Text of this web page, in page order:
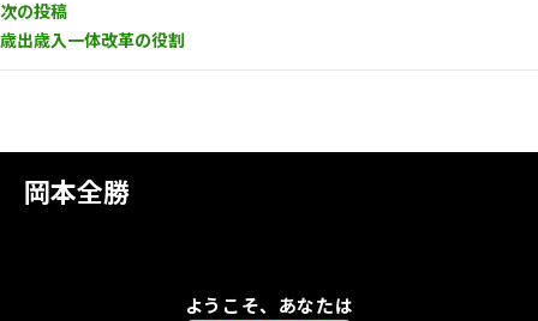
岡本全勝
ようこそ、あなたは
次の投稿
歳出歳入一体改革の役割